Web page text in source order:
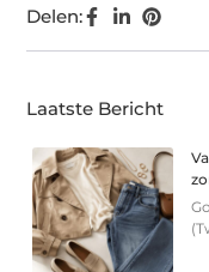
Delen:
Laatste Bericht